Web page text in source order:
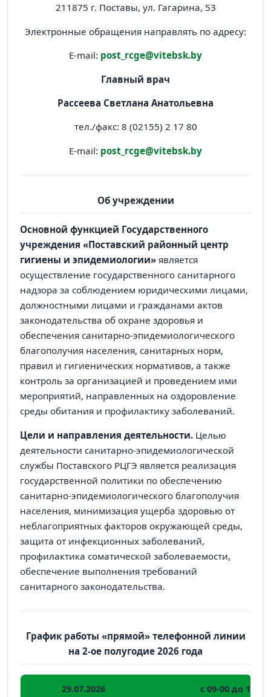
211875 г. Поставы, ул. Гагарина, 53
Электронные обращения направлять по адресу:
E-mail: post_rcge@vitebsk.by
Главный врач
Рассеева Светлана Анатольевна
тел./факс: 8 (02155) 2 17 80
E-mail: post_rcge@vitebsk.by
Об учреждении
Основной функцией Государственного
учреждения «Поставский районный центр
гигиены и эпидемиологии» является
осуществление государственного санитарного
надзора за соблюдением юридическими лицами,
должностными лицами и гражданами актов
законодательства об охране здоровья и
обеспечения санитарно-эпидемиологического
благополучия населения, санитарных норм,
правил и гигиенических нормативов, а также
контроль за организацией и проведением ими
мероприятий, направленных на оздоровление
среды обитания и профилактику заболеваний.
Цели и направления деятельности. Целью
деятельности санитарно-эпидемиологической
службы Поставского РЦГЭ является реализация
государственной политики по обеспечению
санитарно-эпидемиологического благополучия
населения, минимизация ущерба здоровью от
неблагоприятных факторов окружающей среды,
защита от инфекционных заболеваний,
профилактика соматической заболеваемости,
обеспечение выполнения требований
санитарного законодательства.
График работы «прямой» телефонной линии
на 2-ое полугодие 2026 года
29.07.2026 с 09-00 до 12-00